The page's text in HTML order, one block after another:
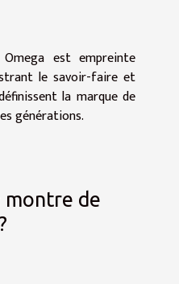
est empreinte
le savoir-faire et
la marque de
générations.
montre de